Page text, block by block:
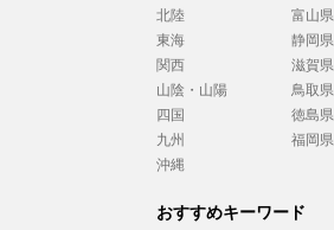
北陸
富山県
東海
静岡県
関西
滋賀県
山陰・山陽
鳥取県
四国
徳島県
九州
福岡県
沖縄
おすすめキーワード